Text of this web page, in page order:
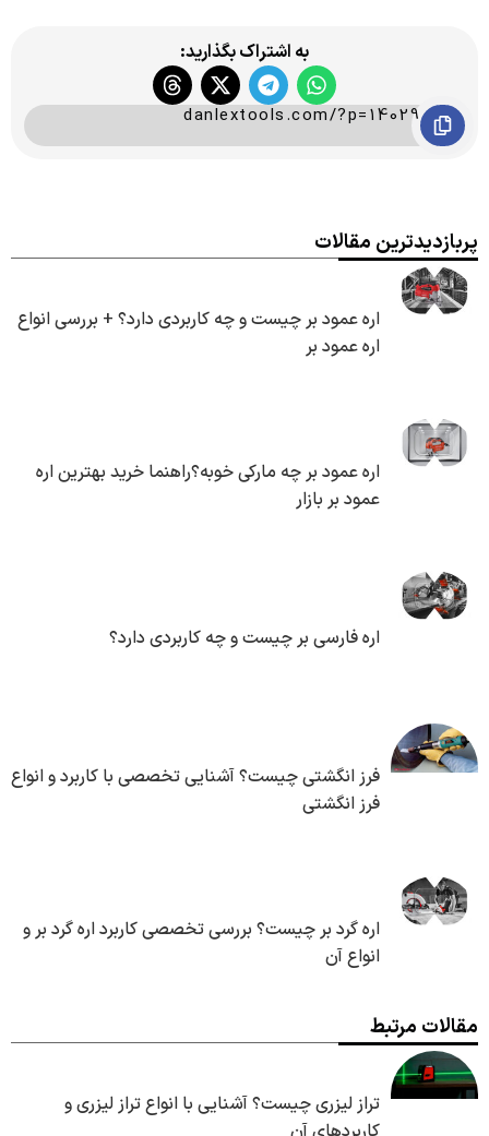
به اشتراک بگذارید:
danlextools.com/?p=14029
پربازدیدترین مقالات
اره عمود بر چیست و چه کاربردی دارد؟ + بررسی انواع
اره عمود بر
اره عمود بر چه مارکی خوبه؟راهنما خرید بهترین اره
عمود بر بازار
اره فارسی بر چیست و چه کاربردی دارد؟
فرز انگشتی چیست؟ آشنایی تخصصی با کاربرد و انواع
فرز انگشتی
اره گرد بر چیست؟ بررسی تخصصی کاربرد اره گرد بر و
انواع آن
مقالات مرتبط
تراز لیزری چیست؟ آشنایی با انواع تراز لیزری و